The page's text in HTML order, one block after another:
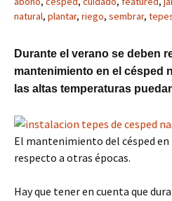
natural, plantar, riego, sembrar,
Durante el verano se deben
mantenimiento en el césped
las altas temperaturas
El mantenimiento del césped en
respecto a otras épocas.
Hay que tener en cuenta que